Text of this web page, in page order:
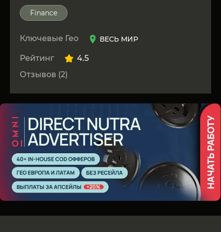
Finance
Ключевые Гео ВЕСЬ МИР
Рейтинг
4.5
Отзывов (2)